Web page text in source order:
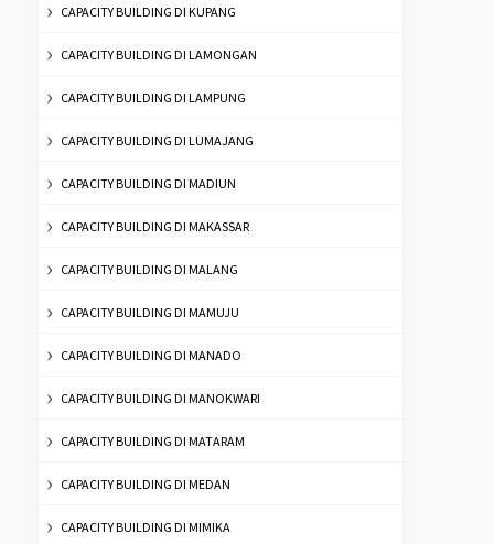
CAPACITY BUILDING DI KUPANG
CAPACITY BUILDING DI LAMONGAN
CAPACITY BUILDING DI LAMPUNG
CAPACITY BUILDING DI LUMAJANG
CAPACITY BUILDING DI MADIUN
CAPACITY BUILDING DI MAKASSAR
CAPACITY BUILDING DI MALANG
CAPACITY BUILDING DI MAMUJU
CAPACITY BUILDING DI MANADO
CAPACITY BUILDING DI MANOKWARI
CAPACITY BUILDING DI MATARAM
CAPACITY BUILDING DI MEDAN
CAPACITY BUILDING DI MIMIKA